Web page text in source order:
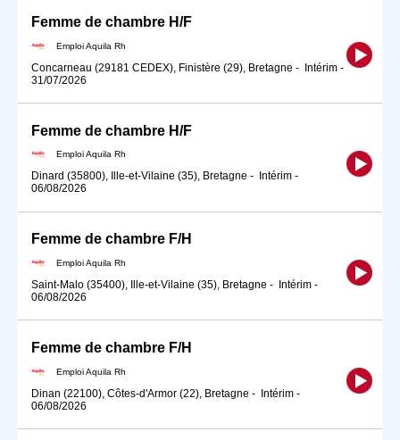
Femme de chambre H/F
Emploi Aquila Rh
Concarneau (29181 CEDEX), Finistère (29), Bretagne - Intérim -
31/07/2026
Femme de chambre H/F
Emploi Aquila Rh
Dinard (35800), Ille-et-Vilaine (35), Bretagne - Intérim -
06/08/2026
Femme de chambre F/H
Emploi Aquila Rh
Saint-Malo (35400), Ille-et-Vilaine (35), Bretagne - Intérim -
06/08/2026
Femme de chambre F/H
Emploi Aquila Rh
Dinan (22100), Côtes-d'Armor (22), Bretagne - Intérim -
06/08/2026